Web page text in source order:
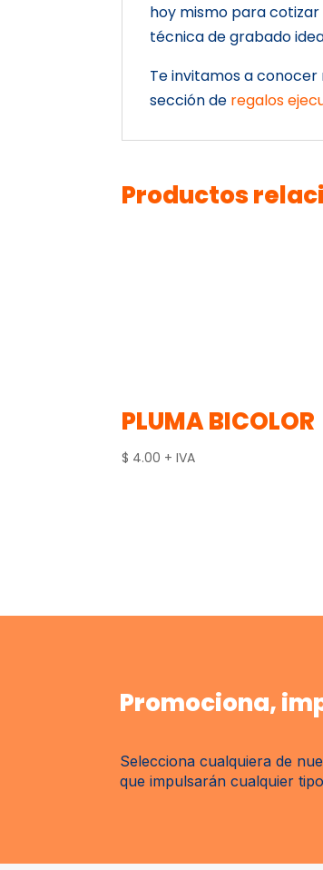
hoy mismo para
técnica de grabado
Te invitamos a
sección de regalos
Productos
PLUMA BICOLOR
$ 4.00 + IVA
Promociona,
Selecciona cualquiera de
que impulsarán cualquier